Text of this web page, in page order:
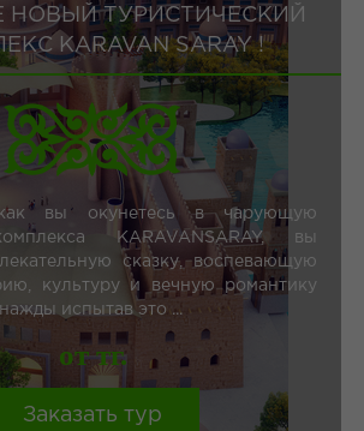
НОВЫЙ ТУРИСТИЧЕСКИЙ
KARAVAN SARAY !
вы окунетесь в чарующую
KARAVANSARAY, вы
сказку, воспевающую
культуру и вечную романтику
испытав это ...
от тг.
Заказать тур